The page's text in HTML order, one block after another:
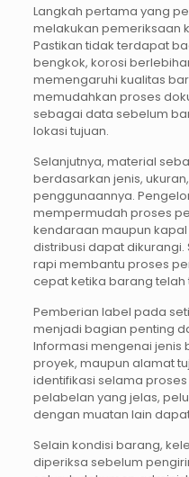
Langkah pertama yang
melakukan pemeriksaan
Pastikan tidak terdapat
bengkok, korosi
memengaruhi kualitas
memudahkan proses
sebagai data sebelum
lokasi tujuan.
Selanjutnya, material
berdasarkan jenis,
penggunaannya.
mempermudah proses
kendaraan maupun
distribusi dapat dikurangi.
rapi membantu proses
cepat ketika barang
Pemberian label pada
menjadi bagian penting
Informasi mengenai jenis
proyek, maupun alamat
identifikasi selama
pelabelan yang jelas,
dengan muatan lain
Selain kondisi barang,
diperiksa sebelum